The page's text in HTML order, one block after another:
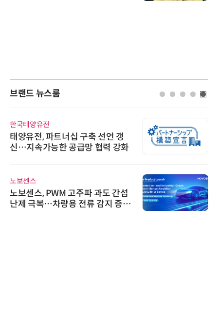
브랜드 뉴스룸
한국태양유전
태양유전, 파트너십 구축 선언 갱
신…지속가능한 공급망 협력 강화
노보센스
노보센스, PWM 고주파 과도 간섭
난제 극복…차량용 전류 감지 증폭